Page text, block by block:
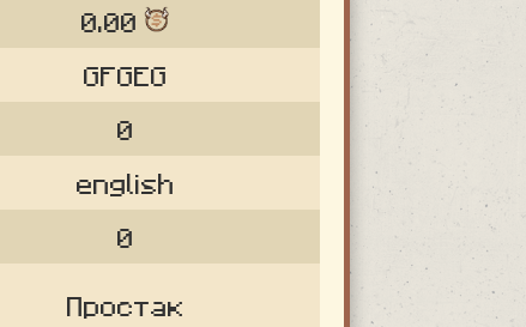
0.00
GFGEG
0
english
0
Простак